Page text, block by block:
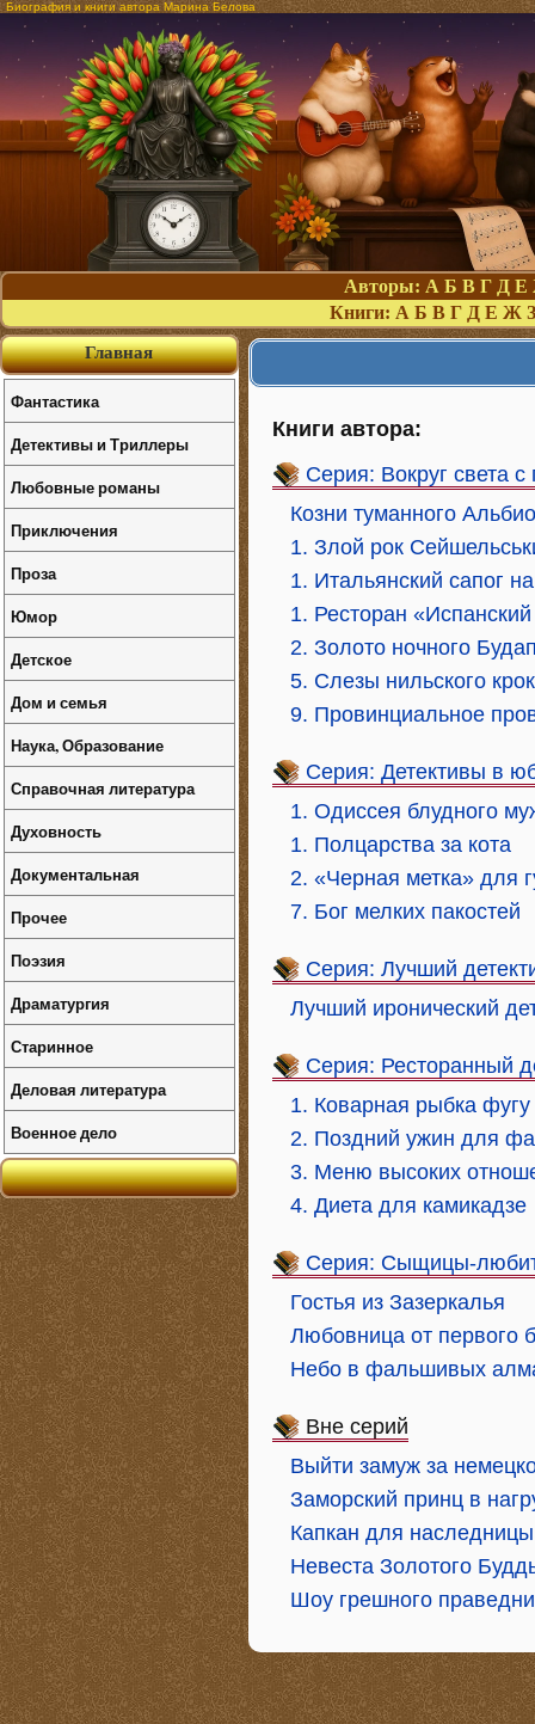
Биография и книги автора Марина Белова
Авторы: А Б В Г Д Е
Книги: А Б В Г Д Е Ж З
Книги автора:
Серия: Вокруг света
Козни туманного
1. Злой рок
1. Итальянский сапог
1. Ресторан
2. Золото ночного
5. Слезы нильского
9. Провинциальное
Серия: Детективы в
1. Одиссея блудного
1. Полцарства за кота
2. «Черная метка» для
7. Бог мелких пакостей
Серия: Лучший
Лучший иронический
Серия: Ресторанный
1. Коварная рыбка фугу
2. Поздний ужин для
3. Меню высоких
4. Диета для камикадзе
Серия: Сыщицы-
Гостья из Зазеркалья
Любовница от первого
Небо в фальшивых
Вне серий
Выйти замуж за
Заморский принц в
Капкан для наследницы
Невеста Золотого
Шоу грешного
Главная
Фантастика
Детективы и Триллеры
Любовные романы
Приключения
Проза
Юмор
Детское
Дом и семья
Наука, Образование
Справочная литература
Духовность
Документальная
Прочее
Поэзия
Драматургия
Старинное
Деловая литература
Военное дело